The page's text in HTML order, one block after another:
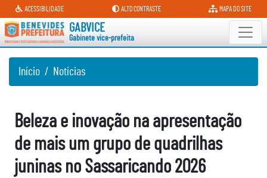
Gabinete vice-prefeita
ACESSIBILIDADE ALTO CONTRASTE MAPA DO SITE
GABVICE
Gabinete vice-prefeita
Início Notícias
Beleza e inovação na apresentação
de mais um grupo de quadrilhas
juninas no Sassaricando 2026